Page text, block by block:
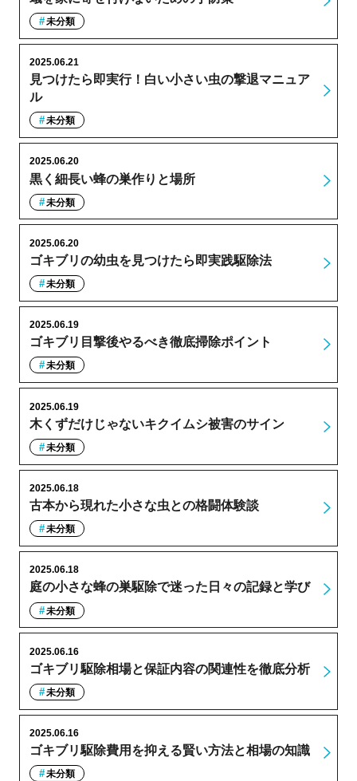
未分類
見つけたら即実行！白い小さい虫の撃退マニュア
ル
2025.06.21
未分類
黒く細長い蜂の巣作りと場所
2025.06.20
未分類
ゴキブリの幼虫を見つけたら即実践駆除法
2025.06.20
未分類
ゴキブリ目撃後やるべき徹底掃除ポイント
2025.06.19
未分類
木くずだけじゃないキクイムシ被害のサイン
2025.06.19
未分類
古本から現れた小さな虫との格闘体験談
2025.06.18
未分類
庭の小さな蜂の巣駆除で迷った日々の記録と学び
2025.06.18
未分類
ゴキブリ駆除相場と保証内容の関連性を徹底分析
2025.06.16
未分類
ゴキブリ駆除費用を抑える賢い方法と相場の知識
2025.06.16
未分類